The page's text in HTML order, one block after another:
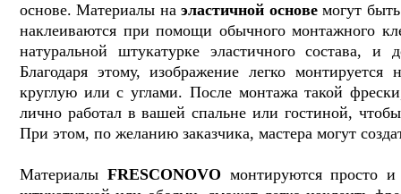
основе. Материалы наэластичной основемогут
наклеиваются при помощи обычного монтажного
натуральной штукатурке эластичного состава,
Благодаря этому, изображение легко
круглую или с углами. После монтажа такой
лично работал в вашей спальне или гостиной,
При этом, по желанию заказчика, мастера могут
Материалы FRESCONOVO монтируются просто